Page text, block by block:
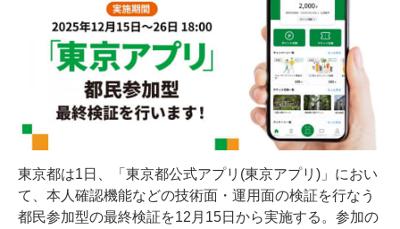
東京都は1日、「東京都公式アプリ(東京アプリ)」におい
て、本人確認機能などの技術面・運用面の検証を行なう
都民参加型の最終検証を12月15日から実施する。参加の